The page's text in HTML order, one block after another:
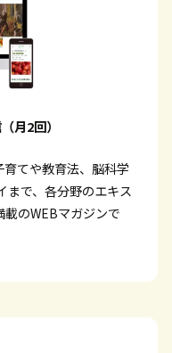
月2回）
てや教育法、脳科学
まで、各分野のエキス
のWEBマガジンで